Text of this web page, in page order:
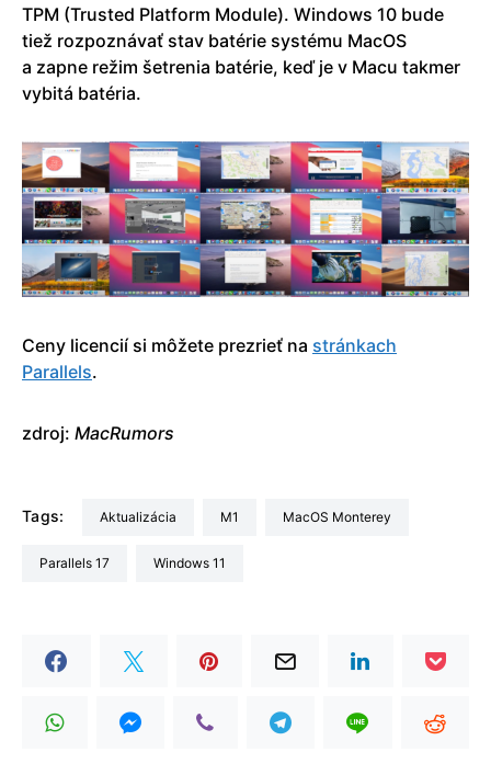
TPM (Trusted Platform Module). Windows 10 bude
tiež rozpoznávať stav batérie systému MacOS
a zapne režim šetrenia batérie, keď je v Macu takmer
vybitá batéria.
Ceny licencií si môžete prezrieť na stránkach
Parallels.
zdroj: MacRumors
Tags: aktualizácia M1 macOS Monterey
Parallels 17 Windows 11